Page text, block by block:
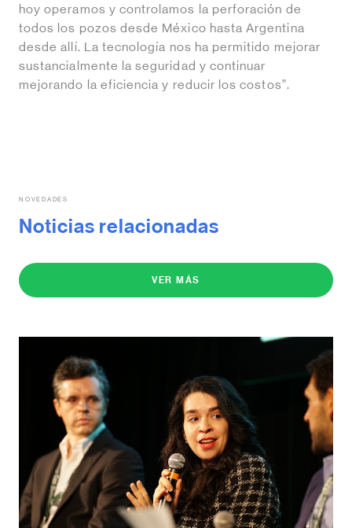
hoy operamos y controlamos la perforación de
todos los pozos desde México hasta Argentina
desde allí. La tecnología nos ha permitido mejorar
sustancialmente la seguridad y continuar
mejorando la eficiencia y reducir los costos”.
NOVEDADES
Noticias relacionadas
VER MÁS